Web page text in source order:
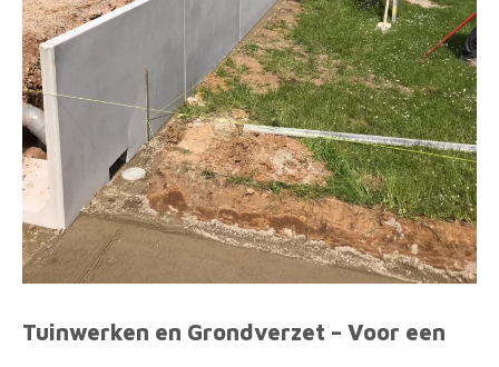
Tuinwerken en Grondverzet – Voor een